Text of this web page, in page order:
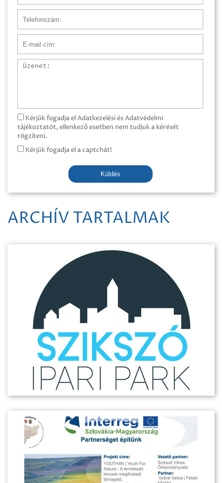
Üzenet
Kérjük fogadja el Adatkezelési és Adatvédelmi
tájékoztatót, ellenkező esetben nem tudjuk a kérését
rögzíteni.
Kérjük fogadja el a captchát!
Küldés
ARCHÍV TARTALMAK